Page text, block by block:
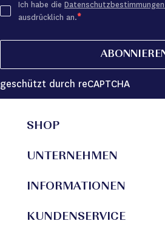
Ich habe die Datenschutzbestimmungen
ausdrücklich an.
geschützt durch reCAPTCHA
SHOP
UNTERNEHMEN
INFORMATIONEN
KUNDENSERVICE